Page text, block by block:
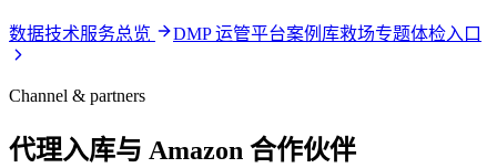
数据技术服务总览 DMP 运管平台案例库救场专题体检入口
Channel & partners
代理入库与 Amazon 合作伙伴